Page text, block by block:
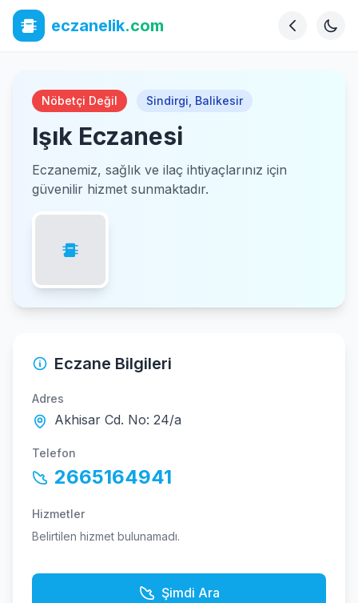
eczanelik.com
Nöbetçi Değil Sindirgi Balikesir
Işık Eczanesi
Eczanemiz, sağlık ve ilaç ihtiyaçlarınız için
güvenilir hizmet sunmaktadır.
Eczane Bilgileri
Adres
Akhisar Cd. No: 24/a
Telefon
2665164941
Hizmetler
Belirtilen hizmet bulunamadı.
Şimdi Ara